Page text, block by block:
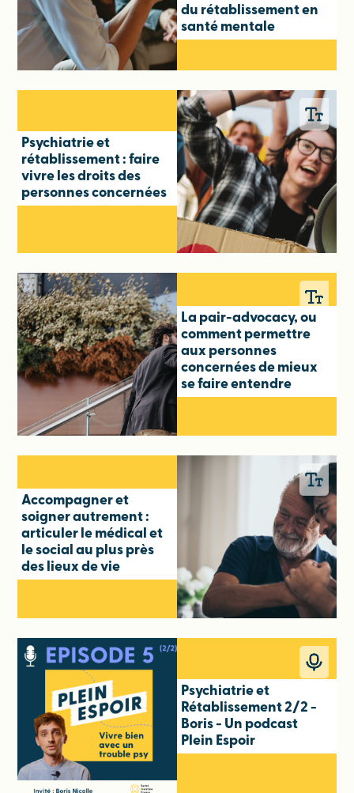
du rétablissement en
santé mentale
Psychiatrie et
rétablissement : faire
vivre les droits des
personnes concernées
La pair-advocacy, ou
comment permettre
aux personnes
concernées de mieux
se faire entendre
Accompagner et
soigner autrement :
articuler le médical et
le social au plus près
des lieux de vie
Psychiatrie et
Rétablissement 2/2 -
Boris - Un podcast
Plein Espoir